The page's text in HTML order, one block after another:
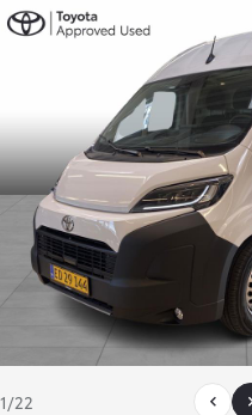
1/22